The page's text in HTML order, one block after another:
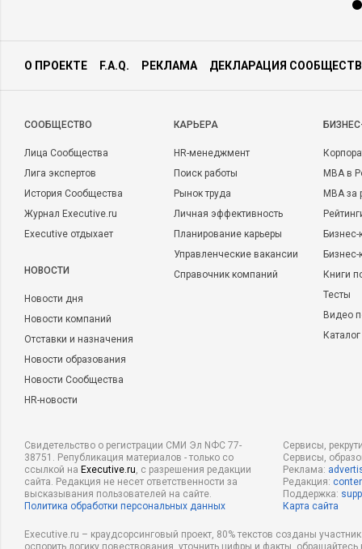
О ПРОЕКТЕ F.A.Q. РЕКЛАМА ДЕКЛАРАЦИЯ
CООБЩЕСТВО
Лица Сообщества
Лига экспертов
История Сообщества
Журнал Executive.ru
Executive отдыхает
НОВОСТИ
Новости дня
Новости компаний
Отставки и назначения
Новости образования
Новости Сообщества
HR-новости
КАРЬЕРА
HR-менеджмент
Поиск работы
Рынок труда
Личная эффективность
Планирование карьеры
Управленческие вакансии
Справочник компаний
MBA в
MBA
Бизнес-
Книги
Тесты
Видео
Свидетельство о регистрации СМИ Эл NФС 77-
38751. Републикация материалов - только со
ссылкой на Executive.ru, с разрешения редакции
сайта. Редакция не несет ответственности за
высказывания пользователей на сайте.
Политика обработки персональных данных
Сервисы,
Сервисы,
Реклама:
Редакция:
Поддержка:
Карта сайта
Executive.ru – краудсорсинговый проект, 80% текстов созданы
оспорить логику повествования, уточнить цифры и факты,